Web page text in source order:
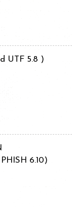
UTF 5.8 )
6.10)